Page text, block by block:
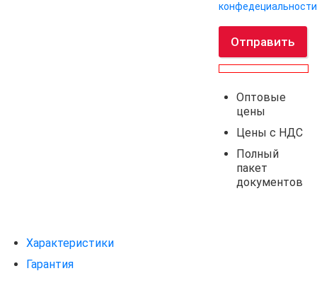
конфедециальности
Отправить
Оптовые
цены
Цены с НДС
Полный
пакет
документов
Характеристики
Гарантия